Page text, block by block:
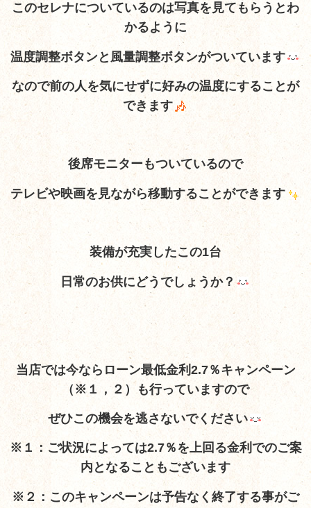
このセレナについているのは写真を見てもらうとわ
かるように
温度調整ボタンと風量調整ボタンがついています
なので前の人を気にせずに好みの温度にすることが
できます
後席モニターもついているので
テレビや映画を見ながら移動することができます
装備が充実したこの1台
日常のお供にどうでしょうか？
当店では今ならローン最低金利2.7％キャンペーン
（※１，２）も行っていますので
ぜひこの機会を逃さないでください
※１：ご状況によっては2.7％を上回る金利でのご案
内となることもございます
※２：このキャンペーンは予告なく終了する事がご